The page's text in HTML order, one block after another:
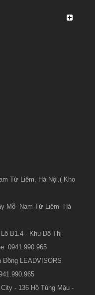
Từ Liêm, Hà Nội.( Kho
Mỗ- Nam Từ Liêm- Hà
B1.4 - Khu Đô Thị
0941.990.965
Đồng LEADVISORS
- 136 Hồ Tùng Mậu -